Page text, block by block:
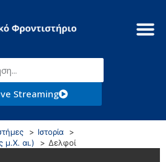
Streaming
Ιστορία
μ.Χ. αι.)
Δελφοί